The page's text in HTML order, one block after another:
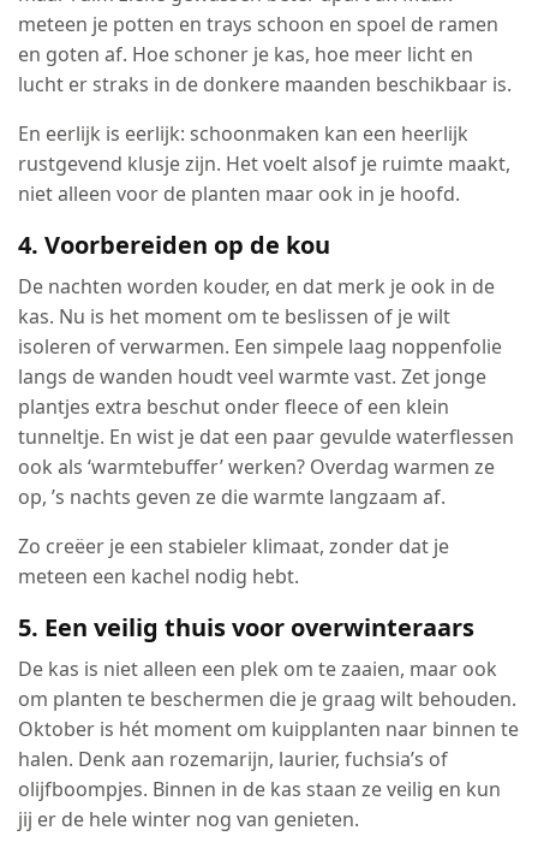
meteen je potten en trays schoon en spoel de ramen
en goten af. Hoe schoner je kas, hoe meer licht en
lucht er straks in de donkere maanden beschikbaar is.
En eerlijk is eerlijk: schoonmaken kan een heerlijk
rustgevend klusje zijn. Het voelt alsof je ruimte maakt,
niet alleen voor de planten maar ook in je hoofd.
4. Voorbereiden op de kou
De nachten worden kouder, en dat merk je ook in de
kas. Nu is het moment om te beslissen of je wilt
isoleren of verwarmen. Een simpele laag noppenfolie
langs de wanden houdt veel warmte vast. Zet jonge
plantjes extra beschut onder fleece of een klein
tunneltje. En wist je dat een paar gevulde waterflessen
ook als ‘warmtebuffer’ werken? Overdag warmen ze
op, ’s nachts geven ze die warmte langzaam af.
Zo creëer je een stabieler klimaat, zonder dat je
meteen een kachel nodig hebt.
5. Een veilig thuis voor overwinteraars
De kas is niet alleen een plek om te zaaien, maar ook
om planten te beschermen die je graag wilt behouden.
Oktober is hét moment om kuipplanten naar binnen te
halen. Denk aan rozemarijn, laurier, fuchsia’s of
olijfboompjes. Binnen in de kas staan ze veilig en kun
jij er de hele winter nog van genieten.